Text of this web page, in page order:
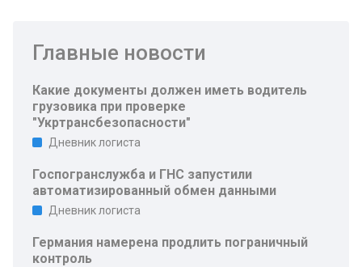
Главные новости
Какие документы должен иметь водитель
грузовика при проверке
"Укртрансбезопасности"
Дневник логиста
Госпогранслужба и ГНС запустили
автоматизированный обмен данными
Дневник логиста
Германия намерена продлить пограничный
контроль